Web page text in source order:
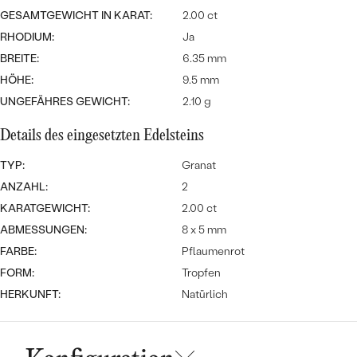
Meistverkaufte
Eheringe
ANSCHAUEN
MIT EDELSTEIN
GOLD
SILBER
EDELSTEINSCHMUCK
DIAMANTEN
PERLENSCHMUCK
NACH STYL
PERSONALISIERT
SYMBOLISCH
MINIMALISTISCH
PREISWERTE
LUXURIÖSE
LUXURIÖSE
GESAMTGEWICHT IN KARAT:
2.00 ct
RHODIUM:
Ja
BREITE:
6.35 mm
HÖHE:
9.5 mm
UNGEFÄHRES GEWICHT:
2.10 g
Details des eingesetzten Edelsteins
TYP:
Granat
ANZAHL:
2
KARATGEWICHT:
2.00 ct
ABMESSUNGEN:
8 x 5 mm
FARBE:
Pflaumenrot
FORM:
Tropfen
HERKUNFT:
Natürlich